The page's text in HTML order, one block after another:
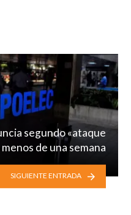
segundo «ataque
de una semana
SIGUIENTE ENTRADA